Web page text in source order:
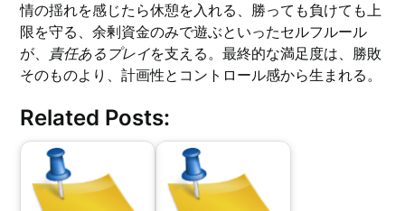
情の揺れを感じたら休憩を入れる、勝っても負けても上
限を守る、余剰資金のみで遊ぶといったセルフルール
が、 責任あるプレイを支える。最終的な満足度は、勝敗
そのものより、計画性とコントロール感から生まれる。
Related Posts: